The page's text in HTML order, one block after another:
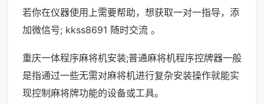
若你在仪器使用上需要帮助，想获取一对一指导，添
加微信号; kkss8691 随时交流 。
重庆一体程序麻将机安装;普通麻将机程序控牌器一般
是指通过一些无需对麻将机进行复杂安装操作就能实
现控制麻将牌功能的设备或工具。